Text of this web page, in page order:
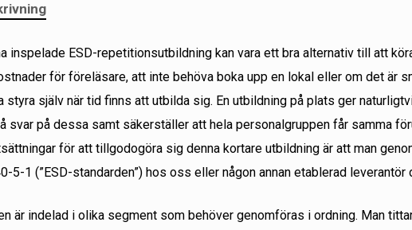
inspelade ESD-repetitionsutbildning kan vara ett bra alternativ till att
för föreläsare, att inte behöva boka upp en lokal eller om det är
styra själv när tid finns att utbilda sig. En utbildning på plats ger
svar på dessa samt säkerställer att hela personalgruppen får samma
för att tillgodogöra sig denna kortare utbildning är att man
5-1 (”ESD-standarden”) hos oss eller någon annan etablerad leverantör
är indelad i olika segment som behöver genomföras i ordning. Man